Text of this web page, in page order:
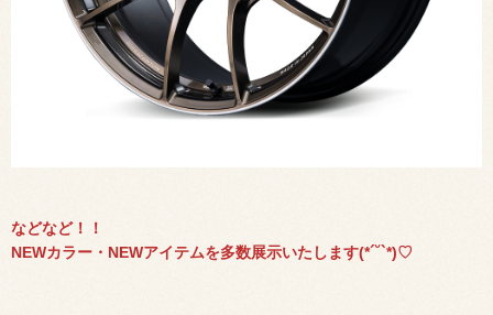
などなど！！
NEWカラー・NEWアイテムを多数展示いたします(*´˘`*)♡